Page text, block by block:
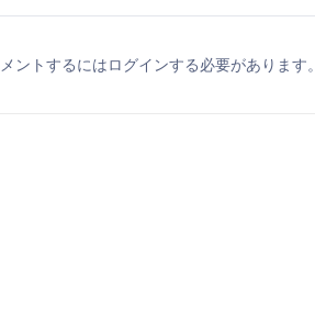
ントするにはログインする必要があります。